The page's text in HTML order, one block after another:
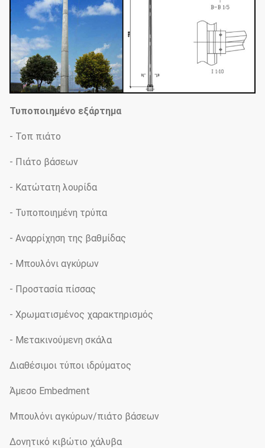
Τυποποιημένο εξάρτημα
- Τοπ πιάτο
- Πιάτο βάσεων
- Κατώτατη λουρίδα
- Τυποποιημένη τρύπα
- Αναρρίχηση της βαθμίδας
- Μπουλόνι αγκύρων
- Προστασία πίσσας
- Χρωματισμένος χαρακτηρισμός
- Μετακινούμενη σκάλα
Διαθέσιμοι τύποι ιδρύματος
Άμεσο Embedment
Μπουλόνι αγκύρων/πιάτο βάσεων
Δονητικό κιβώτιο χάλυβα